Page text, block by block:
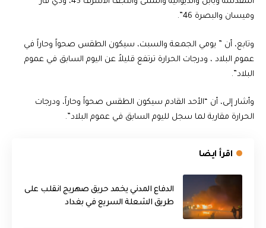
وميسان والبصرة 46”.
وتابع، أن ” يومي الجمعة والسبت، سيكون الطقس صحواً وحاراً في
عموم البلاد ، ودرجات الحرارة ترتفع قليلاً عن اليوم السابق في عموم
البلاد”.
وأشار إلى، أن “الأحد القادم سيكون الطقس صحواً وحاراً، ودرجات
الحرارة مقاربة لما سجل لليوم السابق في عموم البلاد”.
اقرأ ايضا
الدفاع المدني يخمد حريق صهريج انقلب على
طريق الشعلة السريع في بغداد